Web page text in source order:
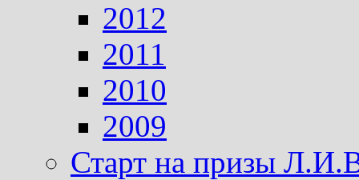
2012
2011
2010
2009
Старт на призы